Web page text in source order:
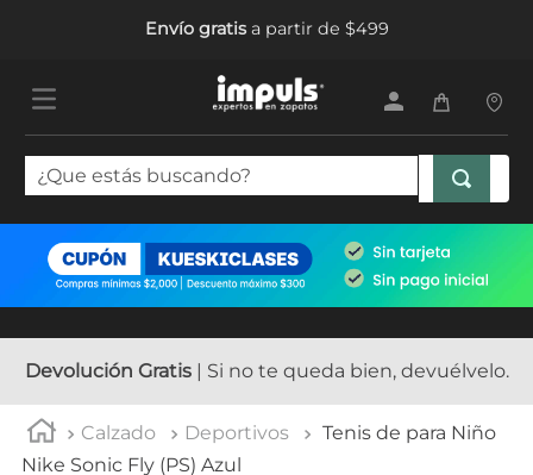
Envío gratisa partir de $499
¿Que estás buscando?
Devolución Gratis| Si no te queda bien, devuélvelo.
Calzado Deportivos
Tenis de para Niño
Nike Sonic Fly (PS) Azul
TÉRMINOS MÁS BUSCADOS
.
tenis mujer
tenis hombre
5. tenis